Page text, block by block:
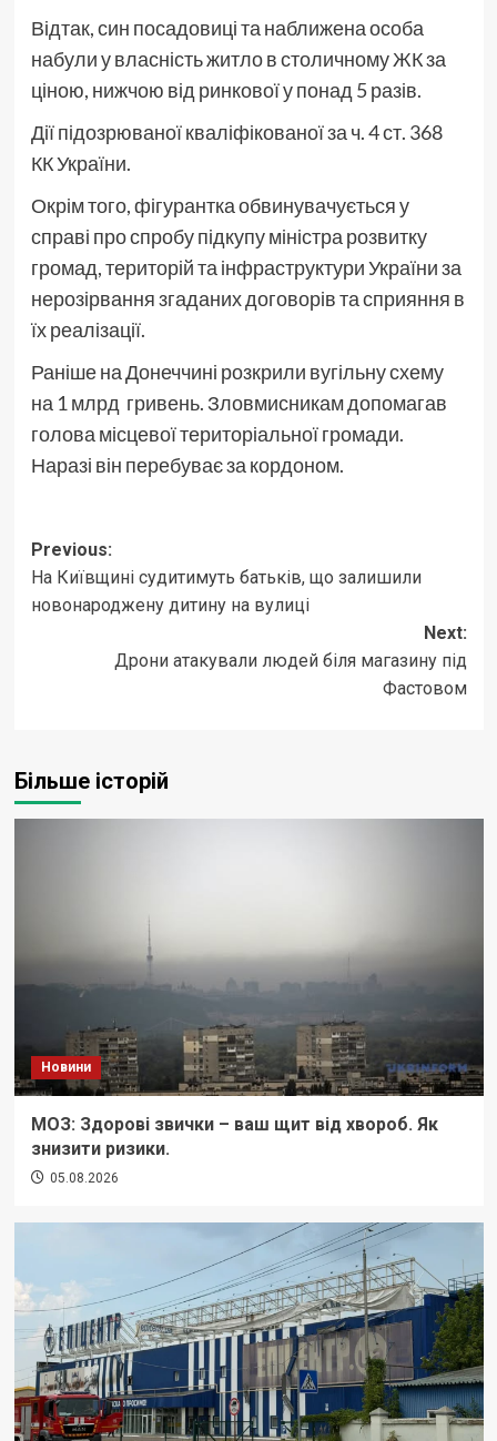
Відтак, син посадовиці та наближена особа
набули у власність житло в столичному ЖК за
ціною, нижчою від ринкової у понад 5 разів.
Дії підозрюваної кваліфікованої за ч. 4 ст. 368
КК України.
Окрім того, фігурантка обвинувачується у
справі про спробу підкупу міністра розвитку
громад, територій та інфраструктури України за
нерозірвання згаданих договорів та сприяння в
їх реалізації.
Раніше на Донеччині розкрили вугільну схему
на 1 млрд гривень. Зловмисникам допомагав
голова місцевої територіальної громади.
Наразі він перебуває за кордоном.
Post
navigation
Previous:
На Київщині судитимуть батьків, що залишили
новонароджену дитину на вулиці
Next:
Дрони атакували людей біля магазину під
Фастовом
Більше історій
Новини
МОЗ: Здорові звички – ваш щит від хвороб. Як
знизити ризики.
05.08.2026